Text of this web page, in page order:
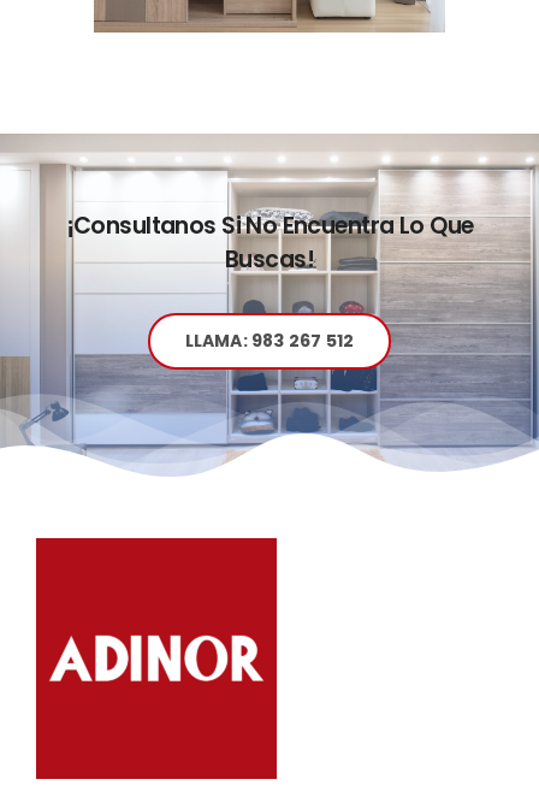
¡Consultanos Si No Encuentra Lo Que
Buscas!
LLAMA: 983 267 512